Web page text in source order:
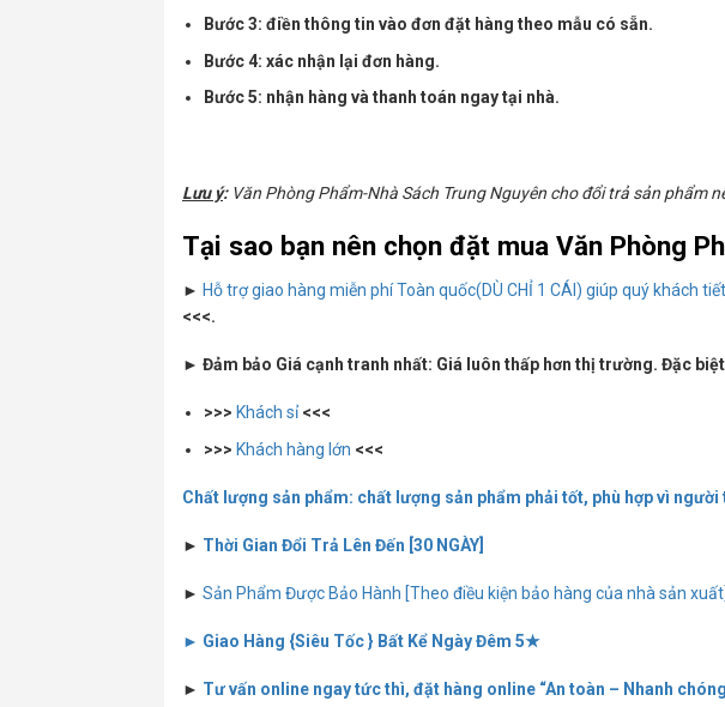
Bước 3: điền thông tin vào đơn đặt hàng theo mẫu có sẵn.
Bước 4: xác nhận lại đơn hàng.
Bước 5: nhận hàng và thanh toán ngay tại nhà.
Lưu ý:Văn Phòng Phẩm-Nhà Sách Trung Nguyên cho đổi trả sản phẩm
Tại sao bạn nên chọn đặt mua Văn Phòng
► Hỗ trợ giao hàng miễn phí Toàn quốc(DÙ CHỈ 1 CÁI) giúp quý khách
<<<.
► Đảm bảo Giá cạnh tranh nhất: Giá luôn thấp hơn thị trường. Đặc
>>> Khách sỉ<<<
>>>Khách hàng lớn <<<
Chất lượng sản phẩm: chất lượng sản phẩm phải tốt, phù hợp vì người
► Thời Gian Đổi Trả Lên Đến [30 NGÀY]
► Sản Phẩm Được Bảo Hành [Theo điều kiện bảo hàng của nhà sản xuất]
► Giao Hàng {Siêu Tốc } Bất Kể Ngày Đêm 5★
► Tư vấn online ngay tức thì, đặt hàng online “An toàn – Nhanh